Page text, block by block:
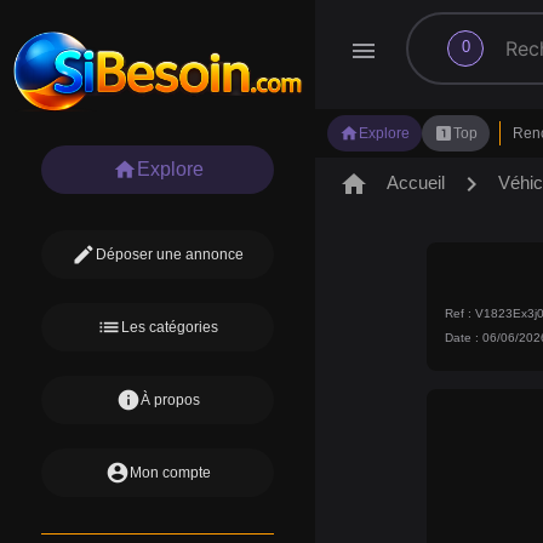
menu 0
search
home Explore looks_oneTop
home Explore
edit Déposer une annonce
list Les catégories
infoÀ propos
account_circle Mon compte
home Accueil chevron_right
Ref :
Date : 06/06/